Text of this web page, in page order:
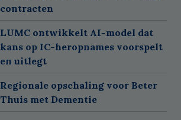
contracten
LUMC ontwikkelt AI-model dat
kans op IC-heropnames voorspelt
en uitlegt
Regionale opschaling voor Beter
Thuis met Dementie